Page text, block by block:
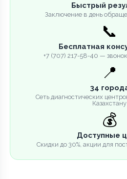
Быстрый
Заключение в день
📞
Бесплатная
+7 (707) 217-58-40 —
📍
34
Сеть диагностических
Казахстану
💰
Доступные
Скидки до 30%, акции для